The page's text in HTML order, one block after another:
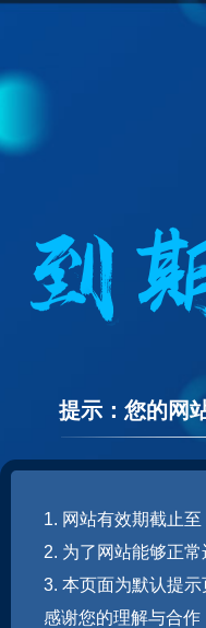
提示：您的网
1. 网站有效期截止至
2. 为了网站能够正
3. 本页面为默认提
感谢您的理解与合作